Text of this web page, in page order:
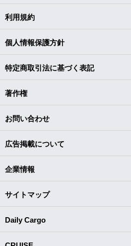
利用規約
個人情報保護方針
特定商取引法に基づく表記
著作権
お問い合わせ
広告掲載について
企業情報
サイトマップ
Daily Cargo